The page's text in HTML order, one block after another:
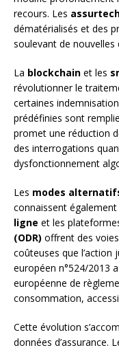
recours. Les
dématérialisés et des
soulevant de nouvelles
La blockchain et les
révolutionner le
certaines
prédéfinies sont
promet une réduction
des interrogations
dysfonctionnement
Les modes
connaissent
ligne et les
(ODR) offrent des
coûteuses que l’action
européen n°524/2013
européenne de
consommation,
Cette évolution
données d’assurance.